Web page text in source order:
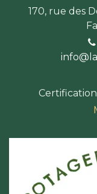
170, rue des
Certification